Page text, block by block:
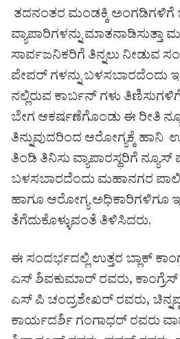
ತದನಂತರ ಮಂಡಕ್ಕಿ ಅಂಗಡಿಗಳಿಗೆ
ವ್ಯಾಪಾರಿಗಳನ್ನು ಮಾತನಾಡಿಸುತ್ತಾ
ಸಾರ್ವಜನಿಕರಿಗೆ ತಿನ್ನಲು ನೀಡುವ
ಪೇಪರ್ ಗಳನ್ನು ಬಳಸಬಾರದೆಂದು
ನಲ್ಲಿರುವ ಕಾರ್ಬನ್ ಗಳು
ಬೇಗ ಆಕರ್ಷಣೆಗೊಂಡು ಈ ರೀತಿ
ತಿನ್ನುವುದರಿಂದ ಆರೋಗ್ಯಕ್ಕೆ ಹಾನಿ
ತಿಂಡಿ ತಿನಿಸು ವ್ಯಾಪಾರಸ್ಥರಿಗೆ ನ್ಯೂಸ್
ಬಳಸಬಾರದೆಂದು ಮಹಾನಗರ
ಹಾಗೂ ಆರೋಗ್ಯ ಅಧಿಕಾರಿಗಳಿಗೂ
ತೆಗೆದುಕೊಳ್ಳುವಂತೆ ತಿಳಿಸಿದರು.
ಈ ಸಂದರ್ಭದಲ್ಲಿ ಉತ್ತರ ಬ್ಲಾಕ್
ಎಸ್ ಶಿವಕುಮಾರ್ ರವರು,
ಎಸ್ ಪಿ ಚಂದ್ರಶೇಖರ್ ರವರು,
ಕಾರ್ಯದರ್ಶಿ ಗಂಗಾಧರ್ ರವರು